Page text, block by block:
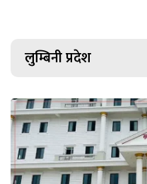
लुम्बिनी प्रदेश